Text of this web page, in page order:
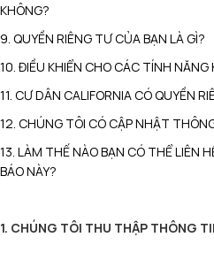
KHÔNG?
9. QUYỀN RIÊNG TƯ CỦA BẠN LÀ GÌ?
10. ĐIỀU KHIỂN CHO CÁC TÍNH NĂNG
11. CƯ DÂN CALIFORNIA CÓ QUYỀN
12. CHÚNG TÔI CÓ CẬP NHẬT
13. LÀM THẾ NÀO BẠN CÓ THỂ LIÊN
BÁO NÀY?
1. CHÚNG TÔI THU THẬP THÔNG